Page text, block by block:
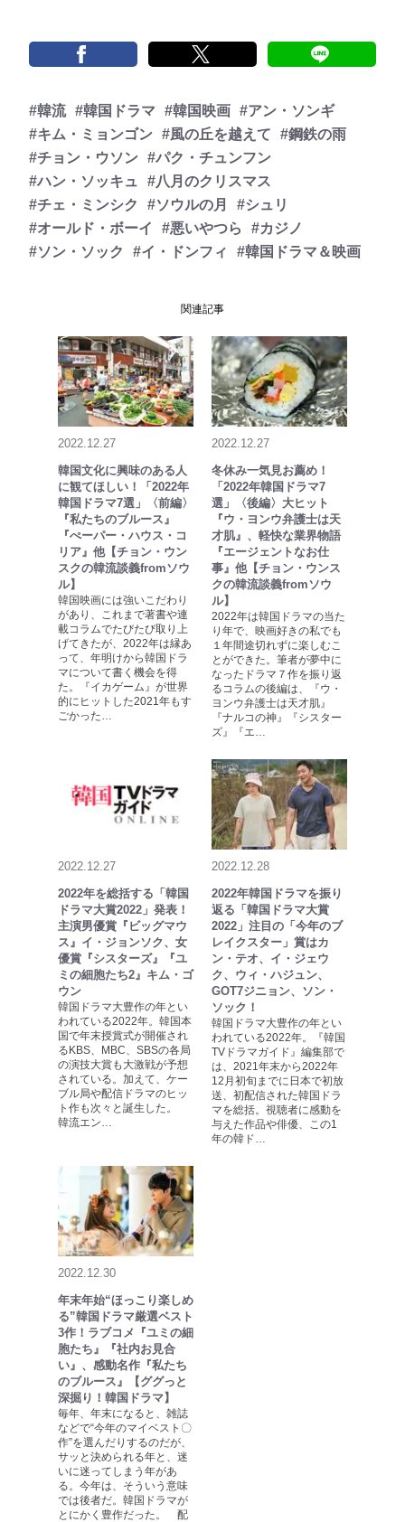
#韓流 #韓国ドラマ #韓国映画 #アン・ソンギ
#キム・ミョンゴン #風の丘を越えて
#鋼鉄の雨
#チョン・ウソン #パク・チュンフン
#ハン・ソッキュ
#八月のクリスマス
#チェ・ミンシク
#ソウルの月
#シュリ
#オールド・ボーイ
#悪いやつら
#カジノ
#ソン・ソック
#イ・ドンフィ #韓国ドラマ＆映画
関連記事
2022.12.27
韓国文化に興味のある人
に観てほしい！「2022年
韓国ドラマ7選」〈前編〉
『私たちのブルース』
『ぺーパー・ハウス・コ
リア』他【チョン・ウン
スクの韓流談義fromソウ
ル】
韓国映画には強いこだわり
があり、これまで著書や連
載コラムでたびたび取り上
げてきたが、2022年は縁あ
って、年明けから韓国ドラ
マについて書く機会を得
た。『イカゲーム』が世界
的にヒットした2021年もす
ごかった…
2022.12.27
冬休み一気見お薦め！
「2022年韓国ドラマ7
選」〈後編〉大ヒット
『ウ・ヨンウ弁護士は天
才肌』、軽快な業界物語
『エージェントなお仕
事』他【チョン・ウンス
クの韓流談義fromソウ
ル】
2022年は韓国ドラマの当た
り年で、映画好きの私でも
１年間途切れずに楽しむこ
とができた。筆者が夢中に
なったドラマ７作を振り返
るコラムの後編は、『ウ・
ヨンウ弁護士は天才肌』
『ナルコの神』『シスター
ズ』『エ…
2022.12.27
2022年を総括する「韓国
ドラマ大賞2022」発表！
主演男優賞『ビッグマウ
ス』イ・ジョンソク、女
優賞『シスターズ』『ユ
ミの細胞たち2』キム・ゴ
ウン
韓国ドラマ大豊作の年とい
われている2022年。韓国本
国で年末授賞式が開催され
るKBS、MBC、SBSの各局
の演技大賞も大激戦が予想
されている。加えて、ケー
ブル局や配信ドラマのヒッ
ト作も次々と誕生した。
韓流エン…
2022.12.28
2022年韓国ドラマを振り
返る「韓国ドラマ大賞
2022」注目の「今年のブ
レイクスター」賞はカ
ン・テオ、イ・ジェウ
ク、ウィ・ハジュン、
GOT7ジニョン、ソン・
ソック！
韓国ドラマ大豊作の年とい
われている2022年。『韓国
TVドラマガイド』編集部で
は、2021年末から2022年
12月初旬までに日本で初放
送、初配信された韓国ドラ
マを総括。視聴者に感動を
与えた作品や俳優、この1
年の韓ド…
2022.12.30
年末年始“ほっこり楽しめ
る”韓国ドラマ厳選ベスト
3作！ラブコメ『ユミの細
胞たち』『社内お見合
い』、感動名作『私たち
のブルース』【ググっと
深掘り！韓国ドラマ】
毎年、年末になると、雑誌
などで“今年のマイベスト〇
作”を選んだりするのだが、
サッと決められる年と、迷
いに迷ってしまう年があ
る。今年は、そういう意味
では後者だ。韓国ドラマが
とにかく豊作だった。 配